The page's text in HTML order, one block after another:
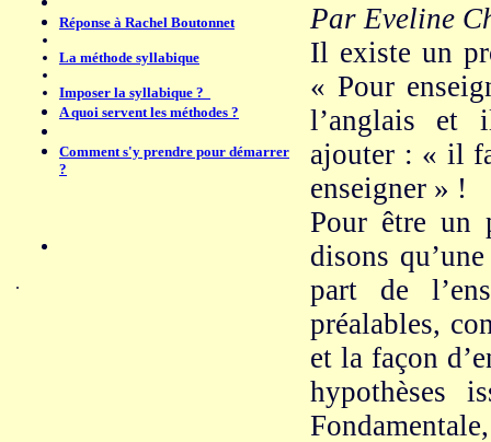
Réponse à Rachel Boutonnet
La méthode syllabique
Imposer la syllabique ?
A quoi servent les méthodes ?
Comment s'y prendre pour démarrer
?
.
Par Eveline
Il existe un
« Pour
l’anglais et
ajouter : « il
enseigner » !
Pour être un
disons
part de
préalables,
et la façon
hypothèses